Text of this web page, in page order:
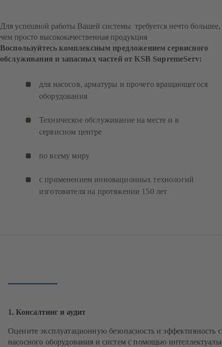
Для успешной работы Вашей системы требуется нечто большее,
чем просто высококачественная продукция
Воспользуйтесь комплексным предложением сервисного
обслуживания и запасных частей от KSB SupremeServ:
для насосов, арматуры и прочего вращающегося
оборудования
Техническое обслуживание на месте и в
сервисном центре
по всему миру
с применением инновационных технологий
изготовителя на протяжении 150 лет
1. Консалтинг и аудит
Оцените эксплуатационную безопасность и эффективность
насосного оборудования и систем с помощью